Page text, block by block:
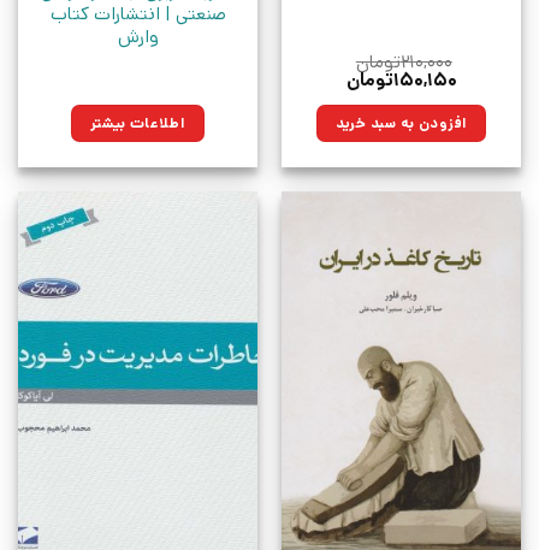
۲۱۰,۰۰۰تومان
قیمت
۲۱۰,۰۰۰تومان
بود.
۱۵۰,۱۵۰تومان
۱۵۰,۱۵۰تومان.افزودن به سبد خرید
صنعتی | انتشارات کتاب
وارش
اطلاعات بیشتر